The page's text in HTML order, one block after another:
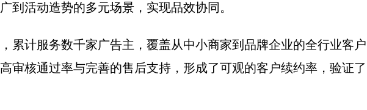
到活动造势的多元场景，实现品效协同。
累计服务数千家广告主，覆盖从中小商家到品牌企业的全行业客户
审核通过率与完善的售后支持，形成了可观的客户续约率，验证了